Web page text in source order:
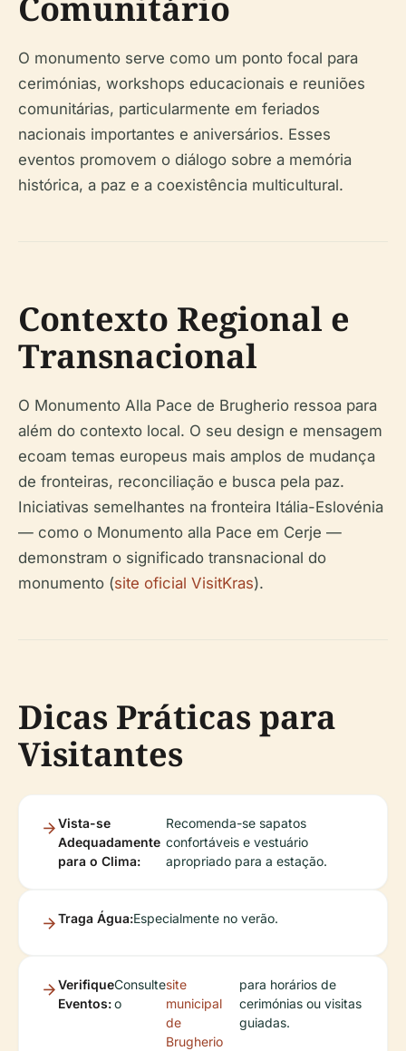
O monumento serve como um ponto focal para
cerimónias, workshops educacionais e reuniões
comunitárias, particularmente em feriados
nacionais importantes e aniversários. Esses
eventos promovem o diálogo sobre a memória
histórica, a paz e a coexistência multicultural.
Contexto Regional e
Transnacional
O Monumento Alla Pace de Brugherio ressoa para
além do contexto local. O seu design e mensagem
ecoam temas europeus mais amplos de mudança
de fronteiras, reconciliação e busca pela paz.
Iniciativas semelhantes na fronteira Itália-Eslovénia
— como o Monumento alla Pace em Cerje —
demonstram o significado transnacional do
monumento (site oficial VisitKras).
Dicas Práticas para
Visitantes
Vista-se
Adequadamente
para o Clima:
Recomenda-se sapatos
confortáveis e vestuário
apropriado para a estação.
Traga Água:Especialmente no verão.
Verifique
Eventos:
Consulte
o
site
municipal
de
Brugherio
para horários de
cerimónias ou visitas
guiadas.